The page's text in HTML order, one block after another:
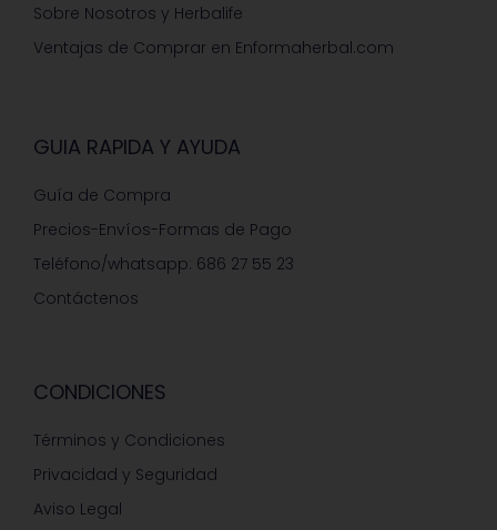
Sobre Nosotros y Herbalife
Ventajas de Comprar en Enformaherbal.com
GUIA RAPIDA Y AYUDA
Guía de Compra
Precios-Envíos-Formas de Pago
Teléfono/whatsapp: 686 27 55 23
Contáctenos
CONDICIONES
Términos y Condiciones
Privacidad y Seguridad
Aviso Legal